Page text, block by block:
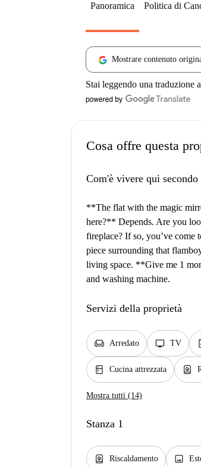
Panoramica Politica di
Mostrare contenuto
Stai leggendo una traduzione
Cosa offre questa
Com'è vivere qui
**The flat with the magic
here?** Depends. Are you
fireplace? If so, you’ve
piece surrounding that
living space. **Give me 1
and washing machine.
Servizi della proprietà
chair Arredato tv TV
kitchen Cucina attrezzata water_heater
Mostra tutti (14)
Stanza 1
water_heater Riscaldamento image